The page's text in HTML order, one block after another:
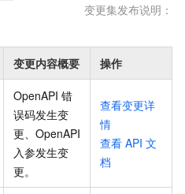
变更集发布说明：
变更内容概要 操作
OpenAPI 错
误码发生变
更、OpenAPI
入参发生变
更。
查看变更详
情
查看 API 文
档